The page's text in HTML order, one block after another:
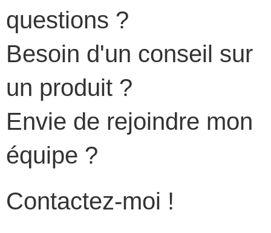
questions ?
Besoin d'un conseil sur
un produit ?
Envie de rejoindre mon
équipe ?
Contactez-moi !